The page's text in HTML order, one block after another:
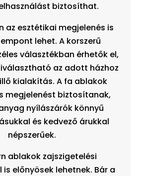
biztosíthat.
az esztétikai megjelenés is
lehet. A korszerű
választékban érhetők el,
az adott házhoz
kialakítás. A fa ablakok
megjelenést biztosítanak,
nyílászárók könnyű
és kedvező árukkal
népszerűek.
ablakok zajszigetelési
előnyösek lehetnek. Bár a